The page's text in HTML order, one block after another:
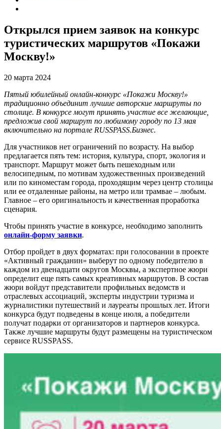
Открылся прием заявок на конкурс
туристических маршрутов «Покажи
Москву!»
20 марта 2024
Пятый юбилейный онлайн-конкурс «Покажи Москву!»
традиционно объединит лучшие авторские маршруты по
столице. В конкурсе могут принять участие все желающие,
предложив свой маршрут по любимому городу по 13 мая
включительно на портале RUSSPASS.Бизнес.
Для участников нет ограничений по возрасту. На выбор
предлагается пять тем: история, культура, спорт, экология и
транспорт. Маршрут может быть пешеходным или
велосипедным, по мотивам художественных произведений
или по киноместам города, проходящим через центр столицы
или ее отдаленные районы, на метро или трамвае – любым.
Главное – его оригинальность и качественная проработка
сценария.
Чтобы принять участие в конкурсе, необходимо заполнить
онлайн-форму заявки.
Отбор пройдет в двух форматах: при голосовании в проекте
«Активный гражданин» выберут по одному победителю в
каждом из двенадцати округов Москвы, а экспертное жюри
определит еще пять самых креативных маршрутов. В состав
жюри войдут представители профильных ведомств и
отраслевых ассоциаций, эксперты индустрии туризма и
журналистики путешествий и лауреаты прошлых лет. Итоги
конкурса будут подведены в конце июля, а победители
получат подарки от организаторов и партнеров конкурса.
Также лучшие маршруты будут размещены на туристическом
сервисе RUSSPASS.